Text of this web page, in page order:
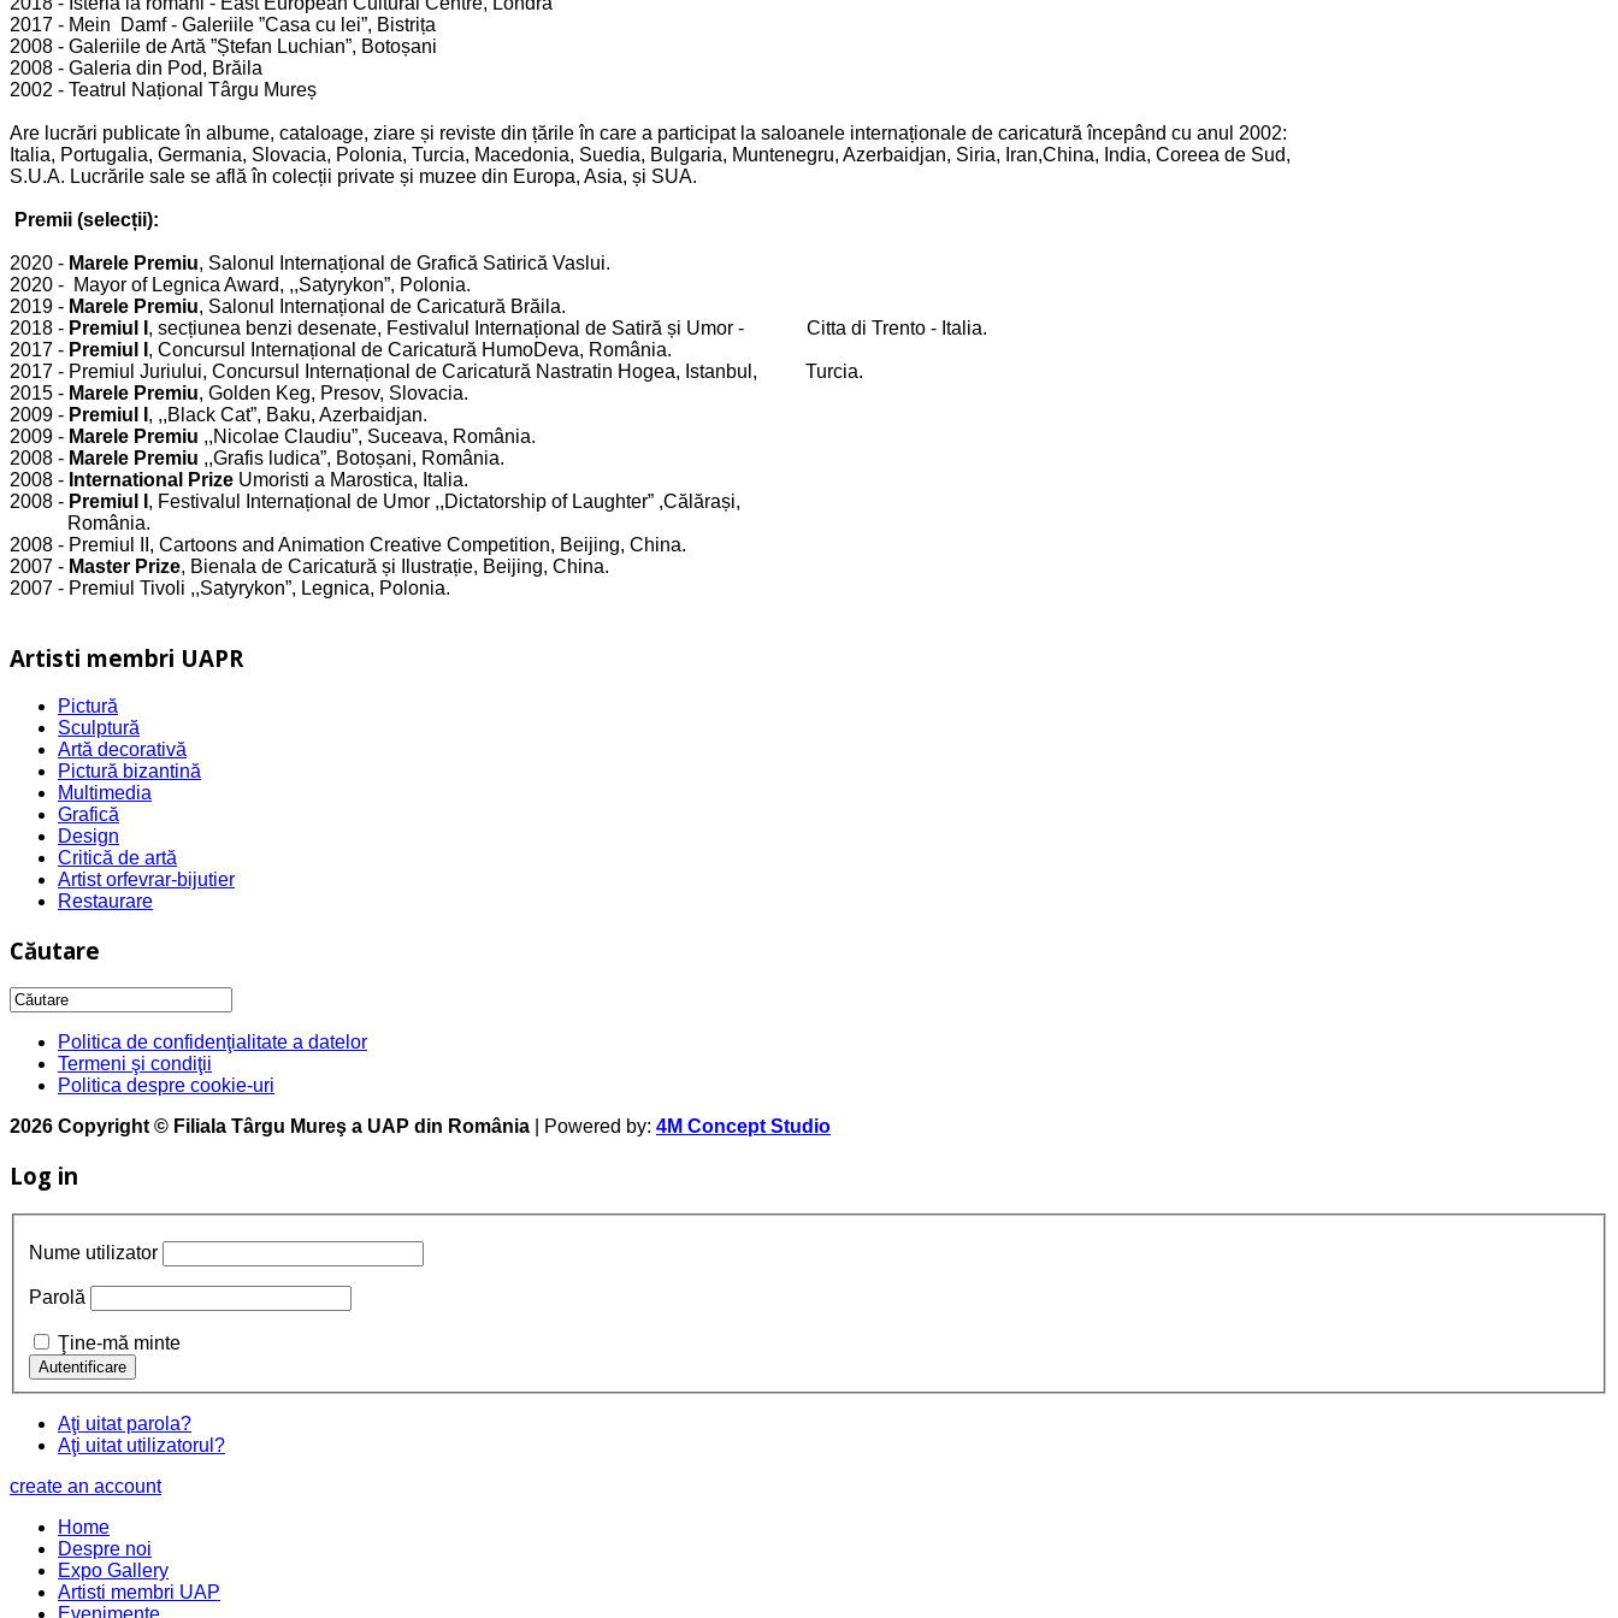
2017 - Mein Damf - Galeriile ”Casa cu lei”, Bistrița
2008 - Galeriile de Artă ”Ștefan Luchian”, Botoșani
2008 - Galeria din Pod, Brăila
2002 - Teatrul Național Târgu Mureș
Are lucrări publicate în albume, cataloage, ziare și reviste din țările în care a participat la saloanele internaționale de caricatură începând cu anul 2002:
Italia, Portugalia, Germania, Slovacia, Polonia, Turcia, Macedonia, Suedia, Bulgaria, Muntenegru, Azerbaidjan, Siria, Iran,China, India, Coreea de Sud,
S.U.A. Lucrările sale se află în colecții private și muzee din Europa, Asia, și SUA.
Premii (selecții):
2020 - Marele Premiu, Salonul Internațional de Grafică Satirică Vaslui.
2020 - Mayor of Legnica Award, ,,Satyrykon”, Polonia.
2019 - Marele Premiu, Salonul Internațional de Caricatură Brăila.
2018 - Premiul I , secțiunea benzi desenate, Festivalul Internațional de Satiră și Umor - Citta di Trento - Italia.
2017 - Premiul I , Concursul Internațional de Caricatură HumoDeva, România.
2017 - Premiul Juriului, Concursul Internațional de Caricatură Nastratin Hogea, Istanbul, Turcia.
2015 - Marele Premiu, Golden Keg, Presov, Slovacia.
2009 - Premiul I , ,,Black Cat”, Baku, Azerbaidjan.
2009 - Marele Premiu ,,Nicolae Claudiu”, Suceava, România.
2008 - Marele Premiu ,,Grafis ludica”, Botoșani, România.
2008 - International Prize Umoristi a Marostica, Italia.
2008 - Premiul I , Festivalul Internațional de Umor ,,Dictatorship of Laughter” ,Călărași,
România.
2008 - Premiul II, Cartoons and Animation Creative Competition, Beijing, China.
2007 - Master Prize, Bienala de Caricatură și Ilustrație, Beijing, China.
2007 - Premiul Tivoli ,,Satyrykon”, Legnica, Polonia.
Artisti membri UAPR
Pictură
Sculptură
Artă decorativă
Pictură bizantină
Multimedia
Grafică
Design
Critică de artă
Artist orfevrar-bijutier
Restaurare
Căutare
Politica de confidenţialitate a datelor
Termeni şi condiţii
Politica despre cookie-uri
2026 Copyright © Filiala Târgu Mureş a UAP din România | Powered by: 4M Concept Studio
Log in
Nume utilizator
Parolă
Ţine-mă minte
Aţi uitat parola?
Aţi uitat utilizatorul?
create an account
Home
Despre noi
Expo Gallery
Artisti membri UAP